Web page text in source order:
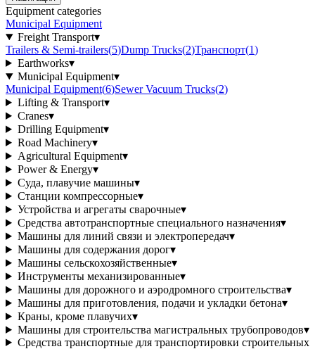
Equipment categories
Municipal Equipment
Freight Transport▾
Trailers & Semi-trailers(5)Dump Trucks(2)Транспорт(1)
Earthworks▾
Municipal Equipment▾
Municipal Equipment(6)Sewer Vacuum Trucks(2)
Lifting & Transport▾
Cranes▾
Drilling Equipment▾
Road Machinery▾
Agricultural Equipment▾
Power & Energy▾
Суда, плавучие машины▾
Станции компрессорные▾
Устройства и агрегаты сварочные▾
Средства автотранспортные специального назначения▾
Машины для линий связи и электропередач▾
Машины для содержания дорог▾
Машины сельскохозяйственные▾
Инструменты механизированные▾
Машины для дорожного и аэродромного строительства▾
Машины для приготовления, подачи и укладки бетона▾
Краны, кроме плавучих▾
Машины для строительства магистральных трубопроводов▾
Средства транспортные для транспортировки строительных